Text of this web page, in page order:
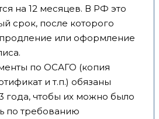
на 12 месяцев. В РФ это
срок, после которого
продление или оформление
по ОСАГО (копия
и т.п.) обязаны
года, чтобы их можно было
по требованию